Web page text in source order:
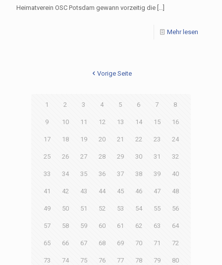
Heimatverein OSC Potsdam gewann vorzeitig die […]
Mehr lesen
Vorige Seite
1 2 3 4 5 6 7 8
9 10 11 12 13 14 15 16
17 18 19 20 21 22 23 24
25 26 27 28 29 30 31 32
33 34 35 36 37 38 39 40
41 42 43 44 45 46 47 48
49 50 51 52 53 54 55 56
57 58 59 60 61 62 63 64
65 66 67 68 69 70 71 72
73 74 75 76 77 78 79 80